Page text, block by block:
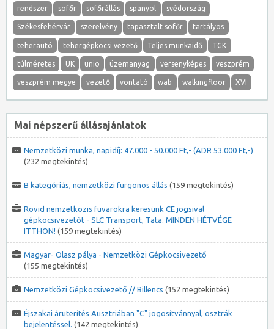
rendszer sofőr sofőrállás spanyol svédország
Székesfehérvár szerelvény tapasztalt sofőr tartályos
teherautó tehergépkocsi vezető Teljes munkaidő TGK
túlméretes UK unio üzemanyag versenyképes veszprém
veszprém megye vezető vontató wab walkingfloor XVI
Mai népszerű állásajánlatok
Nemzetközi munka, napidíj: 47.000 - 50.000 Ft,- (ADR 53.000 Ft,-)
(232 megtekintés)
B kategóriás, nemzetközi furgonos állás (159 megtekintés)
Rövid nemzetközis fuvarokra keresünk CE jogsival
gépkocsivezetőt - SLC Transport, Tata. MINDEN HÉTVÉGE
ITTHON! (159 megtekintés)
Magyar- Olasz pálya - Nemzetközi Gépkocsivezető
(155 megtekintés)
Nemzetközi Gépkocsivezető // Billencs (152 megtekintés)
Éjszakai áruterítés Ausztriában "C" jogosítvánnyal, osztrák
bejelentéssel. (142 megtekintés)